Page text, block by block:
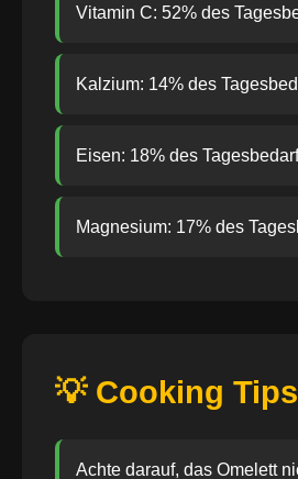
Vitamin C: 52% des
Kalzium: 14% des
Eisen: 18% des
Magnesium: 17% des
💡 Cooking Tips
Achte darauf, das Omelett